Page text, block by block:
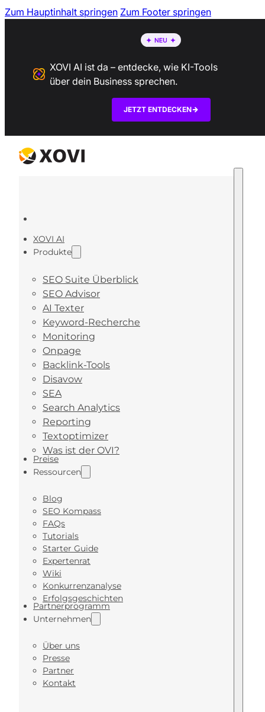
Zum Hauptinhalt springen Zum Footer springen
XOVI AI ist da – entdecke, wie KI-Tools
über dein Business sprechen.
JETZT ENTDECKEN
XOVI AI
Produkte
SEO Suite Überblick
SEO Advisor
AI Texter
Keyword-Recherche
Monitoring
Onpage
Backlink-Tools
Disavow
SEA
Search Analytics
Reporting
Textoptimizer
Was ist der OVI?
Preise
Ressourcen
Blog
SEO Kompass
FAQs
Tutorials
Starter Guide
Expertenrat
Wiki
Konkurrenzanalyse
Erfolgsgeschichten
Partnerprogramm
Unternehmen
Über uns
Presse
Partner
Kontakt